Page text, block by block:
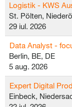
Logistik - KWS
St. Pölten,
29 iul. 2026
Data Analyst -
Berlin, BE, DE
5 aug. 2026
Expert Digital
Einbeck,